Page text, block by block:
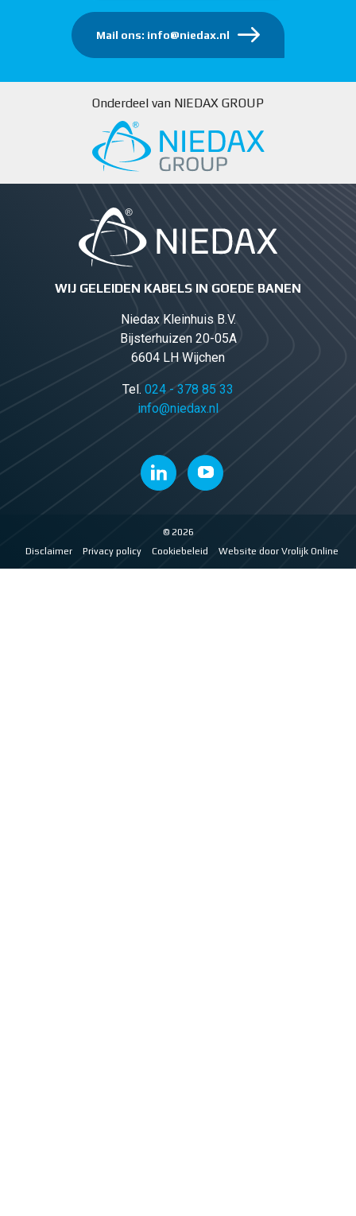
Mail ons: info@niedax.nl
Onderdeel van NIEDAX GROUP
WIJ GELEIDEN KABELS IN GOEDE BANEN
Niedax Kleinhuis B.V.
Bijsterhuizen 20-05A
6604 LH Wijchen
Tel. 024 - 378 85 33
info@niedax.nl
© 2026
Disclaimer
Privacy policy Cookiebeleid Website door Vrolijk Online